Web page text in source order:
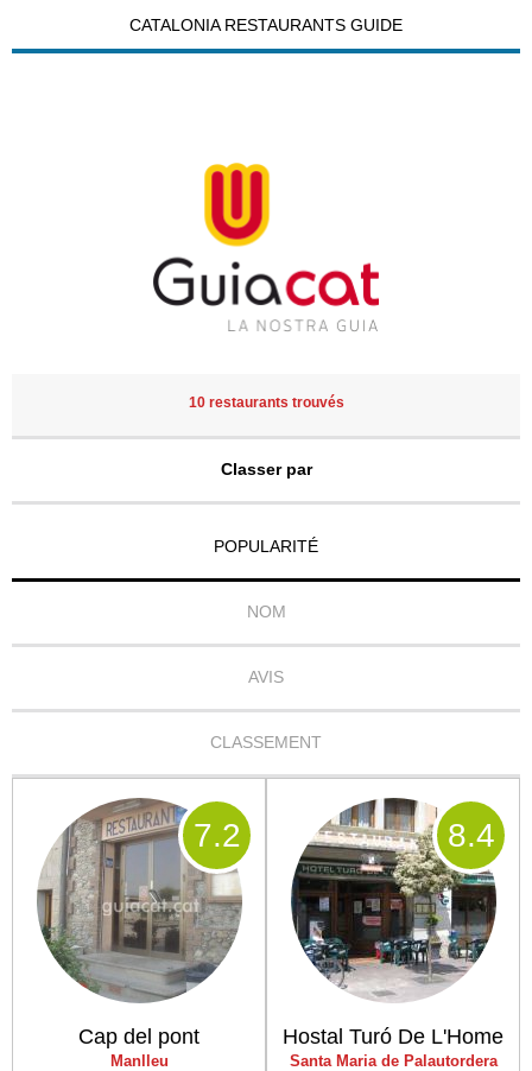
CATALONIA RESTAURANTS GUIDE
10 restaurants trouvés
Classer par
POPULARITÉ
NOM
AVIS
CLASSEMENT
Cap del pont
Manlleu
7.2
Hostal Turó De L'Home
Santa Maria de Palautordera
8.4